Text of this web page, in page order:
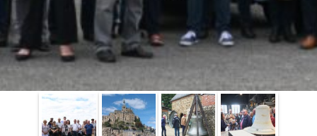
Présentation 15 six
Evolution 7 et 11 -
1934/1941
Evolution 11 –
1945/1952